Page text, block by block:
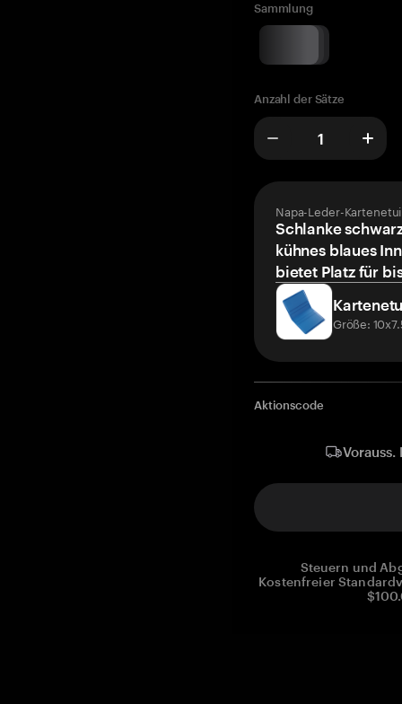
Sammlung
Anzahl der Sätze
Napa-Leder-
Schlanke
kühnes blaues
bietet Platz für
Größe:
Aktionscode
Steuern und
Kostenfreier